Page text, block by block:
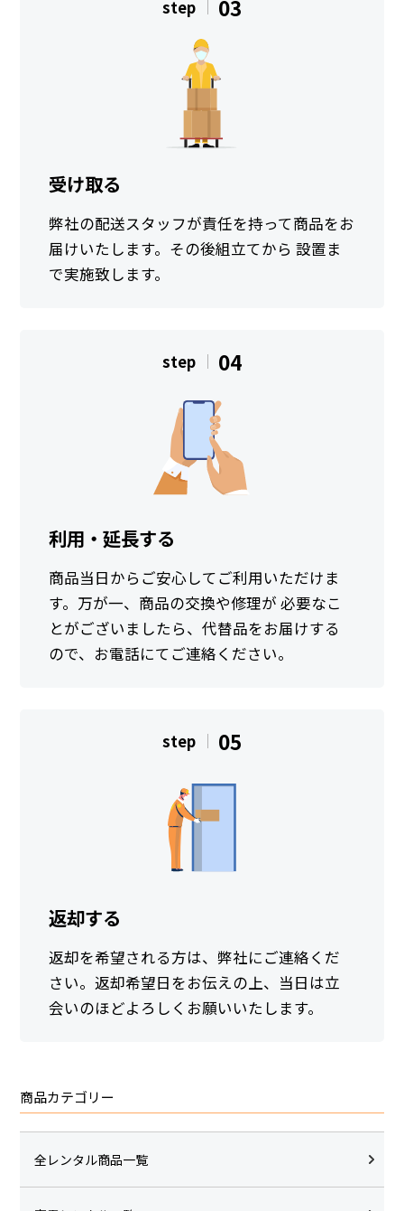
step 03
受け取る
弊社の配送スタッフが責任を持って商品をお
届けいたします。その後組立てから 設置ま
で実施致します。
step 04
利用・延長する
商品当日からご安心してご利用いただけま
す。万が一、商品の交換や修理が 必要なこ
とがございましたら、代替品をお届けする
ので、お電話にてご連絡ください。
step 05
返却する
返却を希望される方は、弊社にご連絡くだ
さい。返却希望日をお伝えの上、当日は立
会いのほどよろしくお願いいたします。
商品カテゴリー
全レンタル商品一覧